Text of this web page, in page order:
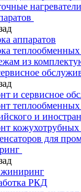
аппаратов
теплообменных
из
и сервисное
теплообменных
и
кожухотрубных
для
РКД